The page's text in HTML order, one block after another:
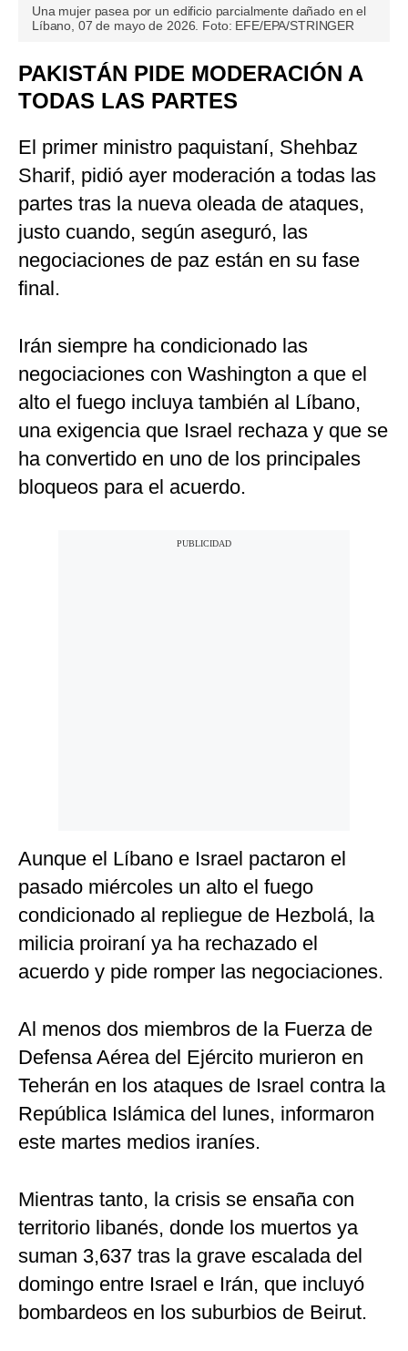
Una mujer pasea por un edificio parcialmente dañado en el
Líbano, 07 de mayo de 2026. Foto: EFE/EPA/STRINGER
PAKISTÁN PIDE MODERACIÓN A
TODAS LAS PARTES
El primer ministro paquistaní, Shehbaz
Sharif, pidió ayer moderación a todas las
partes tras la nueva oleada de ataques,
justo cuando, según aseguró, las
negociaciones de paz están en su fase
final.
Irán siempre ha condicionado las
negociaciones con Washington a que el
alto el fuego incluya también al Líbano,
una exigencia que Israel rechaza y que se
ha convertido en uno de los principales
bloqueos para el acuerdo.
Aunque el Líbano e Israel pactaron el
pasado miércoles un alto el fuego
condicionado al repliegue de Hezbolá, la
milicia proiraní ya ha rechazado el
acuerdo y pide romper las negociaciones.
Al menos dos miembros de la Fuerza de
Defensa Aérea del Ejército murieron en
Teherán en los ataques de Israel contra la
República Islámica del lunes, informaron
este martes medios iraníes.
Mientras tanto, la crisis se ensaña con
territorio libanés, donde los muertos ya
suman 3,637 tras la grave escalada del
domingo entre Israel e Irán, que incluyó
bombardeos en los suburbios de Beirut.